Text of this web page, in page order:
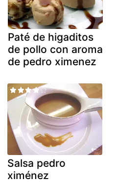
Paté de higaditos
de pollo con aroma
de pedro ximenez
Salsa pedro
ximénez